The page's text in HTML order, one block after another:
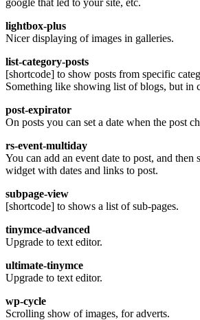
lightbox-plus
Nicer displaying of images in galleries.
list-category-posts
[shortcode] to show posts from specific
Something like showing list of blogs, but in
post-expirator
On posts you can set a date when the post
rs-event-multiday
You can add an event date to post, and then
widget with dates and links to post.
subpage-view
[shortcode] to shows a list of sub-pages.
tinymce-advanced
Upgrade to text editor.
ultimate-tinymce
Upgrade to text editor.
wp-cycle
Scrolling show of images, for adverts.